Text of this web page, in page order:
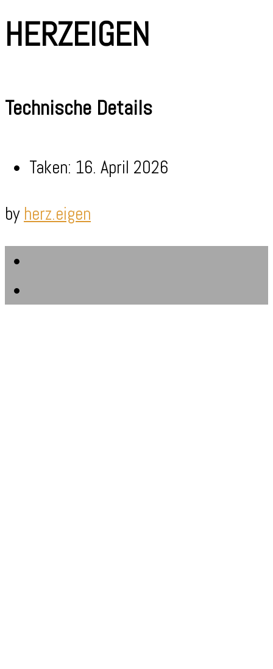
HERZEIGEN
Technische Details
Taken: 16. April 2026
by herz.eigen